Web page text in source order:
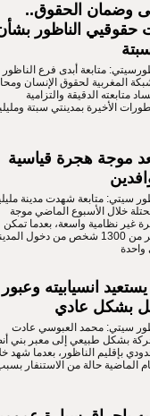
وضمان الحقوق..
حقوقيي الناظور
متابعة أبدى فرع الناظور
المغربية لحقوق الإنسان
متابعته الدقيقة والتزامية
الأخيرة بمدينتي سبتة
موجة هجرة قياسية
سيتي: متابعة شهدت مدينة
خلال الأسبوع الماضي موجة
غير نظامية واسعة، بعدما تمكن
أكثر من 1300 شخص من دخول
واحدة
انسيابيته وعبور
بشكل عادي
سيتي: محمد العبوسي عادت
بشكل طبيعي إلى معبر بني
بإقليم الناظور، بعدما شهد
الماضية حالة من الاستنفار